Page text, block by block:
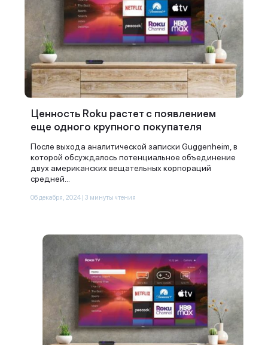
Ценность Roku растет с появлением
еще одного крупного покупателя
После выхода аналитической записки Guggenheim, в
которой обсуждалось потенциальное объединение
двух американских вещательных корпораций
средней...
06 декабря, 2024 | 3 минуты чтения